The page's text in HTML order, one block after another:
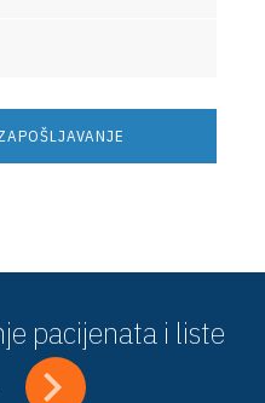
pacijenata i liste